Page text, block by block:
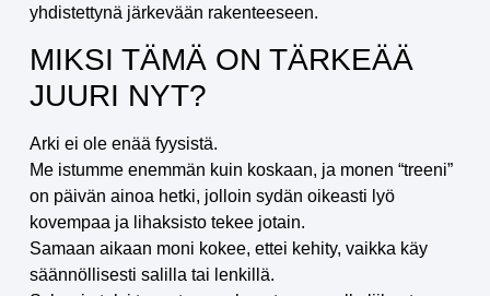
yhdistettynä järkevään rakenteeseen.
MIKSI TÄMÄ ON TÄRKEÄÄ
JUURI NYT?
Arki ei ole enää fyysistä.
Me istumme enemmän kuin koskaan, ja monen “treeni”
on päivän ainoa hetki, jolloin sydän oikeasti lyö
kovempaa ja lihaksisto tekee jotain.
Samaan aikaan moni kokee, ettei kehity, vaikka käy
säännöllisesti salilla tai lenkillä.